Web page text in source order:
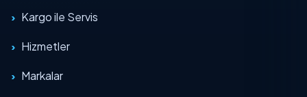
Kargo ile Servis
Hizmetler
Markalar